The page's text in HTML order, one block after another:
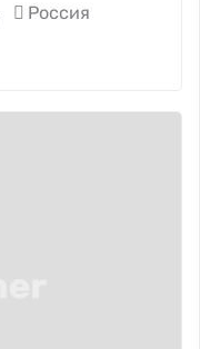
Россия